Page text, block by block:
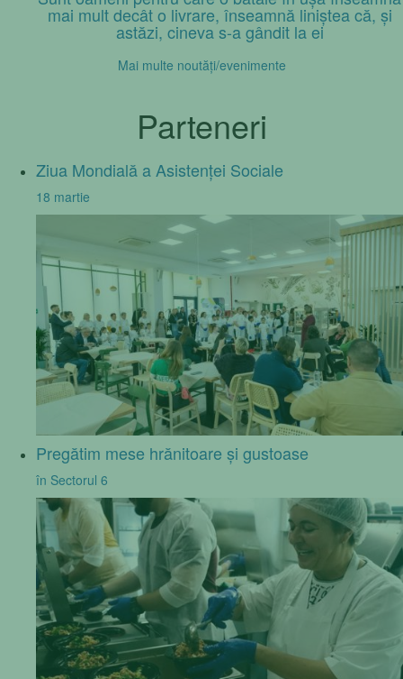
mai mult decât o livrare, înseamnă liniștea că, și
astăzi, cineva s-a gândit la ei
Mai multe noutăţi/evenimente
Parteneri
Ziua Mondială a Asistenței Sociale
18 martie
Pregătim mese hrănitoare și gustoase
în Sectorul 6